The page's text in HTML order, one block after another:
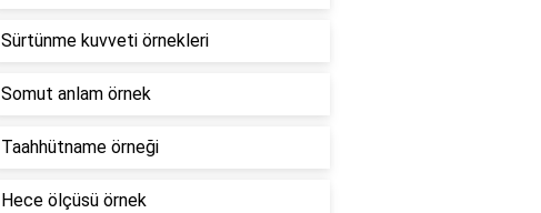
Sürtünme kuvveti örnekleri
Somut anlam örnek
Taahhütname örneği
Hece ölçüsü örnek